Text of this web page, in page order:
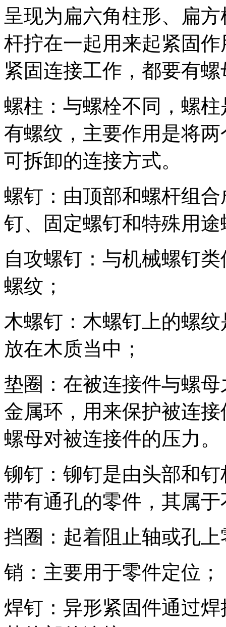
呈现为扁六角柱形、扁
杆拧在一起用来起紧固
紧固连接工作，都要有
螺柱：与螺栓不同，螺
有螺纹，主要作用是将
可拆卸的连接方式。
螺钉：由顶部和螺杆组
钉、固定螺钉和特殊用途
自攻螺钉：与机械螺钉
螺纹；
木螺钉：木螺钉上的螺
放在木质当中；
垫圈：在被连接件与螺
金属环，用来保护被连
螺母对被连接件的压力。
铆钉：铆钉是由头部和
带有通孔的零件，其属
挡圈：起着阻止轴或孔
销：主要用于零件定位；
焊钉：异形紧固件通过